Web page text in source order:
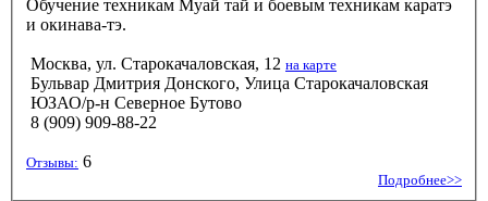
Обучение техникам Муай тай и боевым техникам каратэ
и окинава-тэ.
Москва, ул. Старокачаловская, 12 на карте
Бульвар Дмитрия Донского, Улица Старокачаловская
ЮЗАО/р-н Северное Бутово
8 (909) 909-88-22
Отзывы: 6
Подробнее>>